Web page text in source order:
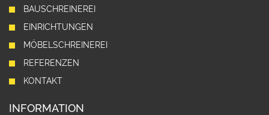
BAUSCHREINEREI
EINRICHTUNGEN
MÖBELSCHREINEREI
REFERENZEN
KONTAKT
INFORMATION